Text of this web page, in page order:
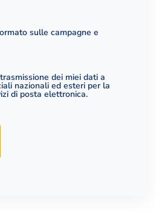
sulle campagne e
dei miei dati a
nazionali ed esteri per la
di posta elettronica.